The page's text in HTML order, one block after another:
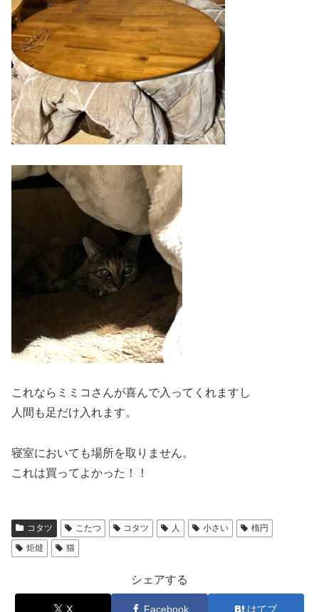
これならミミコさんが喜んで入ってくれますし
人間も足だけ入れます。
寝室においても場所を取りません。
これは買ってよかった！！
コタツ こたつ コタツ 人 小さい
楕円
炬燵
猫
シェアする
X Facebook はてブ